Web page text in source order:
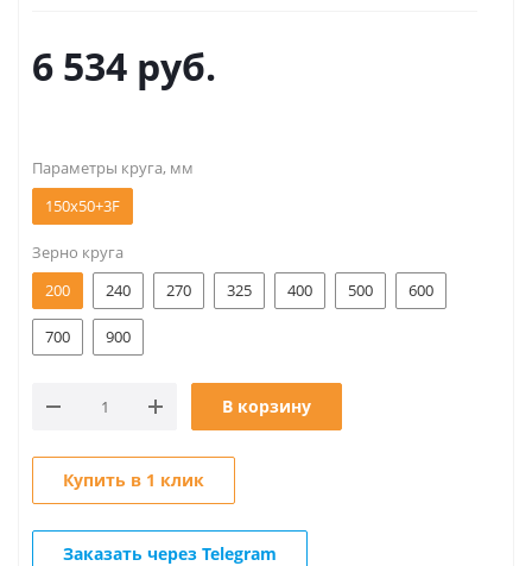
6 534 руб.
Параметры круга, мм
150х50+3F
Зерно круга
200
240 270 325 400 500 600
700 900
В корзину
Купить в 1 клик
Заказать через Telegram